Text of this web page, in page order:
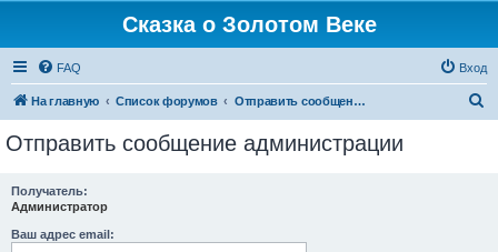
Сказка о Золотом Веке
FAQ Вход
На главную Список форумов Отправить сообщение администрации
Отправить сообщение администрации
Получатель:
Администратор
Ваш адрес email: